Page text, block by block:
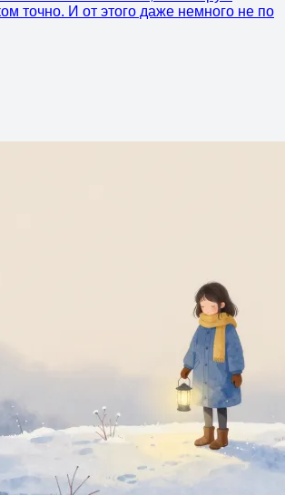
точно. И от этого даже немного не по